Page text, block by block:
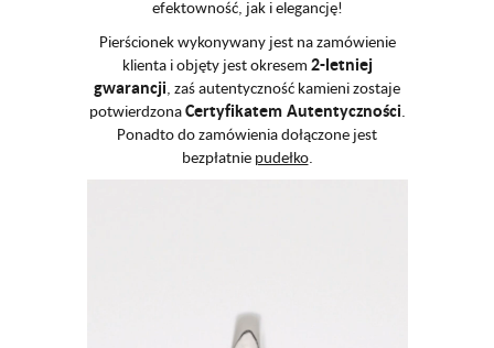
efektowność, jak i elegancję!
Pierścionek wykonywany jest na zamówienie
klienta i objęty jest okresem 2-letniej
gwarancji, zaś autentyczność kamieni zostaje
potwierdzonaCertyfikatem Autentyczności.
Ponadto do zamówienia dołączone jest
bezpłatnie pudełko.